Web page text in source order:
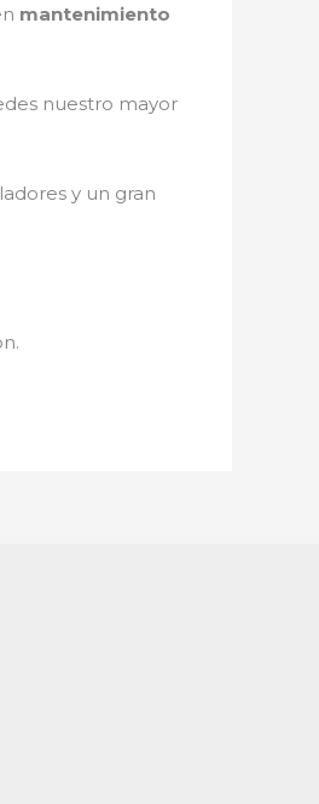
mantenimiento
nuestro mayor
y un gran